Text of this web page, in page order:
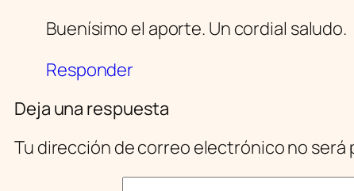
Buenísimo el aporte. Un cordial saludo.
Responder
Deja una respuesta
Tu dirección de correo electrónico no será